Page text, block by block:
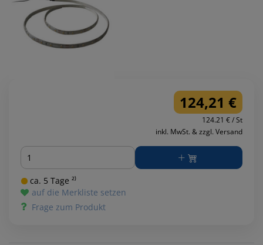
124,21 €
124.21 € / St
inkl. MwSt. & zzgl. Versand
Menge
ca. 5 Tage ²⁾
auf die Merkliste setzen
Frage zum Produkt